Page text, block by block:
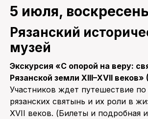
5 июля,
Рязанский
музей
Экскурсия «С опорой на веру:
Рязанской земли XIII–XVII веков»
Участников ждет путешествие
рязанских святынь и их роли в
XVII веков. (Билеты и подробная